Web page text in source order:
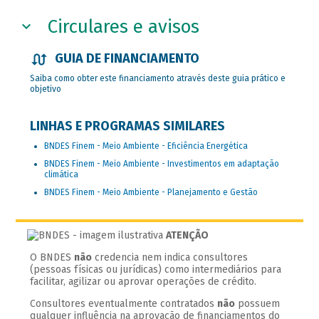
Circulares e avisos
GUIA DE FINANCIAMENTO
Saiba como obter este financiamento através deste guia prático e
objetivo
LINHAS E PROGRAMAS SIMILARES
BNDES Finem - Meio Ambiente - Eficiência Energética
BNDES Finem - Meio Ambiente - Investimentos em adaptação
climática
BNDES Finem - Meio Ambiente - Planejamento e Gestão
ATENÇÃO
O BNDES não credencia nem indica consultores
(pessoas físicas ou jurídicas) como intermediários para
facilitar, agilizar ou aprovar operações de crédito.
Consultores eventualmente contratados não possuem
qualquer influência na aprovação de financiamentos do